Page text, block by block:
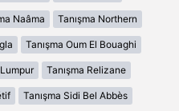
Naâma Tanışma Northern
Tanışma Oum El Bouaghi
Tanışma Relizane
Tanışma Sidi Bel Abbès